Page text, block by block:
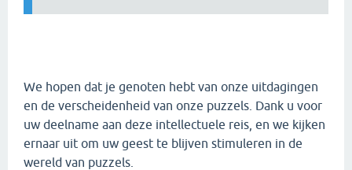
We hopen dat je genoten hebt van onze uitdagingen
en de verscheidenheid van onze puzzels. Dank u voor
uw deelname aan deze intellectuele reis, en we kijken
ernaar uit om uw geest te blijven stimuleren in de
wereld van puzzels.